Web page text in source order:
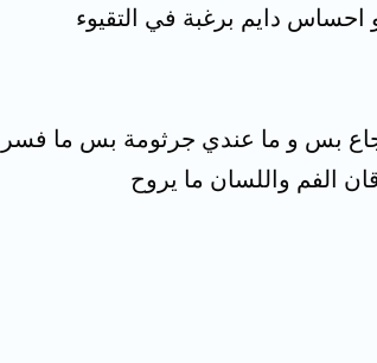
دايم برغبة في التقيوء
بس و ما عندي جرثومة بس ما